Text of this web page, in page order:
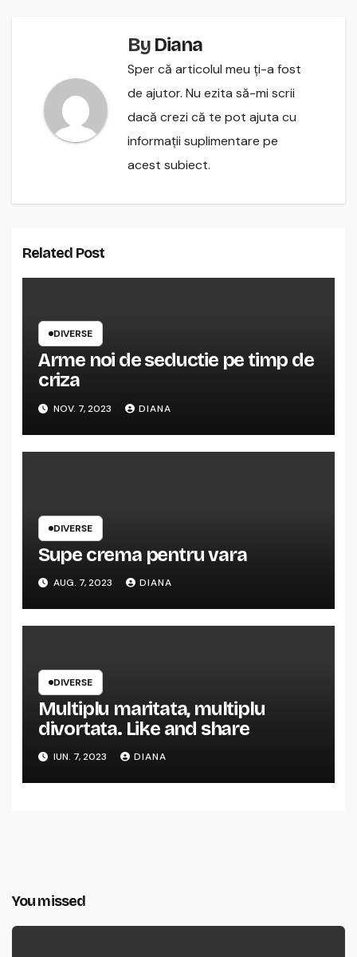
By Diana
Sper că articolul meu ți-a fost
de ajutor. Nu ezita să-mi scrii
dacă crezi că te pot ajuta cu
informații suplimentare pe
acest subiect.
Related Post
DIVERSE
Arme noi de seductie pe timp de
criza
NOV. 7, 2023 DIANA
DIVERSE
Supe crema pentru vara
AUG. 7, 2023 DIANA
DIVERSE
Multiplu maritata, multiplu
divortata. Like and share
IUN. 7, 2023 DIANA
You missed